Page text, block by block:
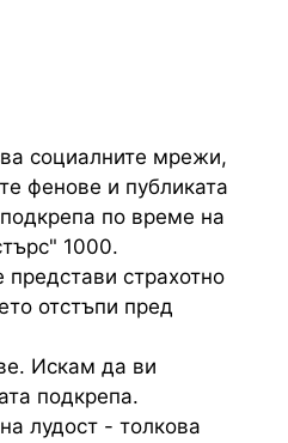
социалните мрежи,
фенове и публиката
по време на
1000.
представи страхотно
отстъпи пред
Искам да ви
подкрепа.
лудост - толкова